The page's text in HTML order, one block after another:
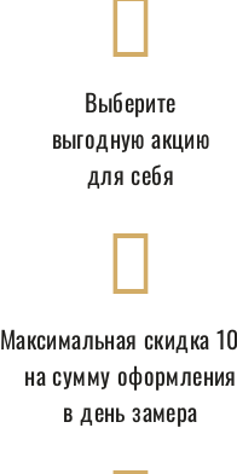
Выберите
выгодную акцию
для себя
Максимальная скидка
на сумму оформления
в день замера